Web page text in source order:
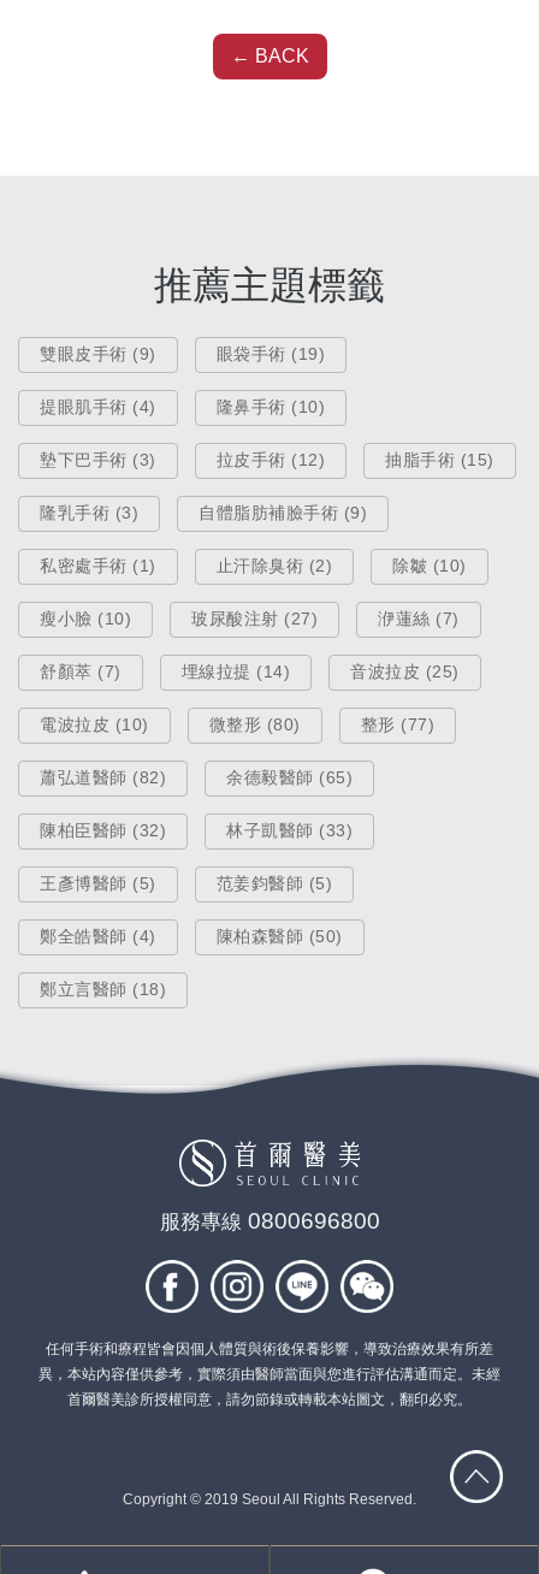
← BACK
推薦主題標籤
雙眼皮手術 (9) 眼袋手術 (19)
提眼肌手術 (4) 隆鼻手術 (10)
墊下巴手術 (3) 拉皮手術 (12) 抽脂手術 (15)
隆乳手術 (3) 自體脂肪補臉手術 (9)
私密處手術 (1) 止汗除臭術 (2) 除皺 (10)
瘦小臉 (10) 玻尿酸注射 (27) 洢蓮絲 (7)
舒顏萃 (7) 埋線拉提 (14) 音波拉皮 (25)
電波拉皮 (10) 微整形 (80) 整形 (77)
蕭弘道醫師 (82) 余德毅醫師 (65)
陳柏臣醫師 (32) 林子凱醫師 (33)
王彥博醫師 (5) 范姜鈞醫師 (5)
鄭全皓醫師 (4) 陳柏森醫師 (50)
鄭立言醫師 (18)
服務專線 0800696800
任何手術和療程皆會因個人體質與術後保養影響，導致治療效果有所差
異，本站內容僅供參考，實際須由醫師當面與您進行評估溝通而定。未經
首爾醫美診所授權同意，請勿節錄或轉載本站圖文，翻印必究。
Copyright © 2019 Seoul All Rights Reserved.